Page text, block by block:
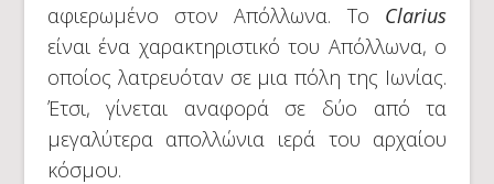
αφιερωμένο στον Απόλλωνα. Το Clarius
είναι ένα χαρακτηριστικό του Απόλλωνα, ο
οποίος λατρευόταν σε μια πόλη της Ιωνίας.
Έτσι, γίνεται αναφορά σε δύο από τα
μεγαλύτερα απολλώνια ιερά του αρχαίου
κόσμου.